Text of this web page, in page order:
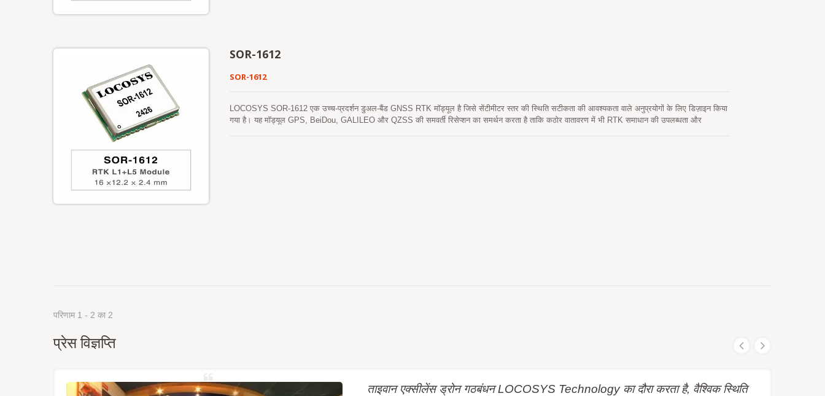
SOR-1612
SOR-1612
LOCOSYS SOR-1612 एक उच्च-प्रदर्शन डुअल-बैंड GNSS RTK मॉड्यूल है जिसे सेंटीमीटर स्तर की स्थिति सटीकता की आवश्यकता वाले अनुप्रयोगों के लिए डिज़ाइन किया
गया है। यह मॉड्यूल GPS, BeiDou, GALILEO और QZSS की समवर्ती रिसेप्शन का समर्थन करता है ताकि कठोर वातावरण में भी RTK समाधान की उपलब्धता और
परिणाम 1 - 2 का 2
प्रेस विज्ञप्ति
ताइवान एक्सीलेंस ड्रोन गठबंधन LOCOSYS Technology का दौरा करता है, वैश्विक स्थिति